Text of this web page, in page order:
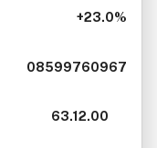
+23.0%
08599760967
63.12.00